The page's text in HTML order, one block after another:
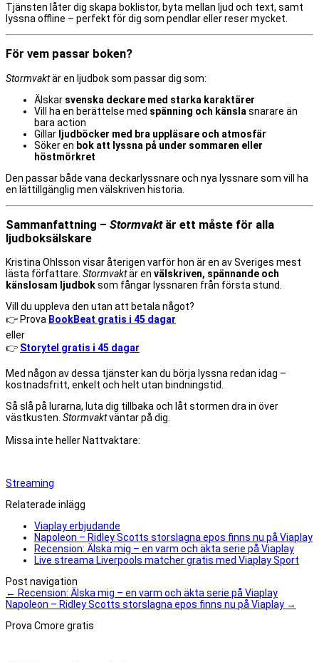
Tjänsten låter dig skapa boklistor, byta mellan ljud och text, samt
lyssna offline – perfekt för dig som pendlar eller reser mycket.
För vem passar boken?
Stormvaktär en ljudbok som passar dig som:
Älskar svenska deckare med starka karaktärer
Vill ha en berättelse med spänning och känsla snarare än
bara action
Gillar ljudböcker med bra uppläsare och atmosfär
Söker en bok att lyssna på under sommaren eller
höstmörkret
Den passar både vana deckarlyssnare och nya lyssnare som vill ha
en lättillgänglig men välskriven historia.
Sammanfattning – Stormvaktär ett måste för alla
ljudboksälskare
Kristina Ohlsson visar återigen varför hon är en av Sveriges mest
lästa författare. Stormvaktär en välskriven, spännande och
känslosam ljudboksom fångar lyssnaren från första stund.
Vill du uppleva den utan att betala något?
👉 Prova BookBeat gratis i 45 dagar
eller
👉 Storytel gratis i 45 dagar
Med någon av dessa tjänster kan du börja lyssna redan idag –
kostnadsfritt, enkelt och helt utan bindningstid.
Så slå på lurarna, luta dig tillbaka och låt stormen dra in över
västkusten. Stormvaktväntar på dig.
Missa inte heller Nattvaktare:
Streaming
Relaterade inlägg
Viaplay erbjudande
Napoleon – Ridley Scotts storslagna epos finns nu på Viaplay
Recension: Älska mig – en varm och äkta serie på Viaplay
Live streama Liverpools matcher gratis med Viaplay Sport
Post navigation
← Recension: Älska mig – en varm och äkta serie på Viaplay
Napoleon – Ridley Scotts storslagna epos finns nu på Viaplay →
Prova Cmore gratis